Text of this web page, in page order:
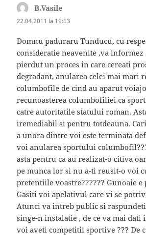
B.Vasile
22.04.2011 la 19:53
Domnu paduraru Tunducu, cu
consideratie neavenite ,va informez
pierdut un proces in care cereati
degradant, anularea celei mai mari
columbofile de cind au aparut
recunoasterea columbofiliei ca
catre autoritatile statului roman.
iremediabil si pentru totdeauna.
a unora dintre voi este terminata
voi anularea sportului
asta pentru ca au realizat-o citiva
pe munca lor si nu a-ti reusit-o voi
pretentiile voastre?????? Gunoaie e
Gasiti voi apelativul care vi se
Atunci va intreb public si raspundeti
singe-n instalatie , de ce va mai dati
voi aveti competitii sportive ??? De